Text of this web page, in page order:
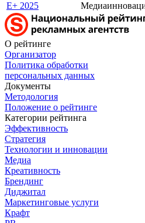
E+ 2025
О рейтинге
Организатор
Политика обработки
персональных данных
Документы
Методология
Положение о рейтинге
Категории рейтинга
Эффективность
Стратегия
Технологии и инновации
Медиа
Креативность
Брендинг
Диджитал
Маркетинговые услуги
Крафт